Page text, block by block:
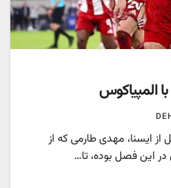
المپیاکوس
از ایسنا، مهدی طارمی که از
این فصل بوده، تا…